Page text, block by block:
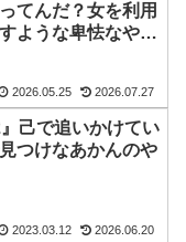
てんだ？女を利用
ような卑怯なやり
2026.05.25 2026.07.27
』己で追いかけてい
つけなあかんのや
2023.03.12 2026.06.20